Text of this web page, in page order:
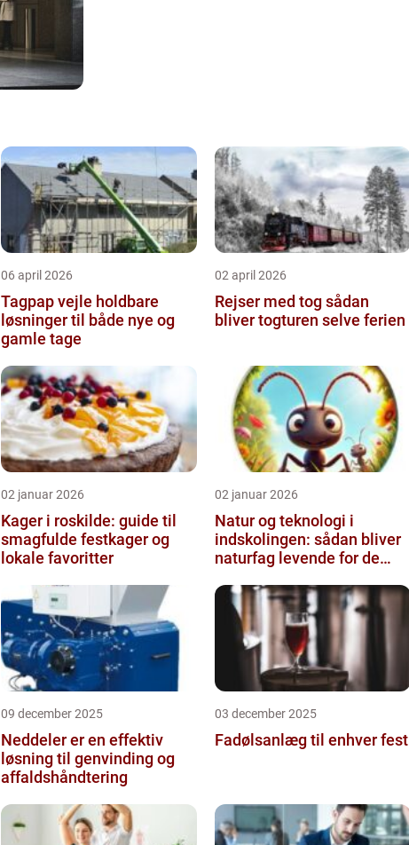
06 april 2026
Tagpap vejle holdbare
løsninger til både nye og
gamle tage
02 april 2026
Rejser med tog sådan
bliver togturen selve ferien
02 januar 2026
Kager i roskilde: guide til
smagfulde festkager og
lokale favoritter
02 januar 2026
Natur og teknologi i
indskolingen: sådan bliver
naturfag levende for de
09 december 2025
Neddeler er en effektiv
løsning til genvinding og
affaldshåndtering
03 december 2025
Fadølsanlæg til enhver fest